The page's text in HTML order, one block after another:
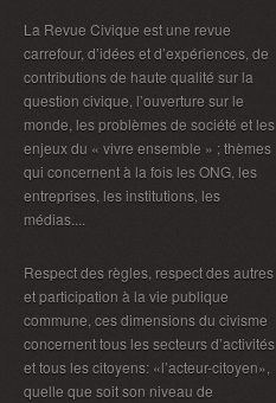
La Revue Civique est une revue
carrefour, d’idées et d’expériences, de
contributions de haute qualité sur la
question civique, l’ouverture sur le
monde, les problèmes de société et les
enjeux du « vivre ensemble » ; thèmes
qui concernent à la fois les ONG, les
entreprises, les institutions, les
médias....
Respect des règles, respect des autres
et participation à la vie publique
commune, ces dimensions du civisme
concernent tous les secteurs d’activités
et tous les citoyens: «l’acteur-citoyen»,
quelle que soit son niveau de